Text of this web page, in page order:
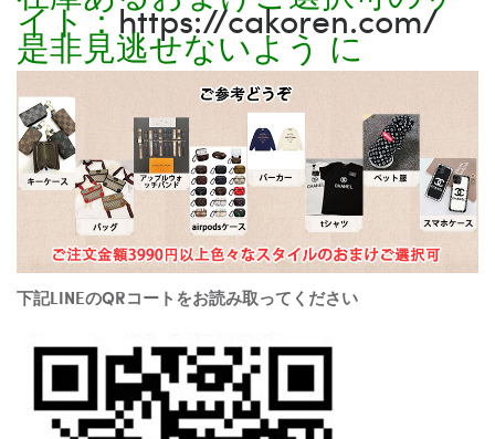
イト：https://cakoren.com/
是非見逃せないよう に
下記LINEのQRコートをお読み取ってください